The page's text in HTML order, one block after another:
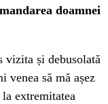
doamnei
vizita și debusolată
venea să mă așez
extremitatea